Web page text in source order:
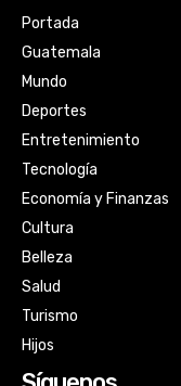
Portada
Guatemala
Mundo
Deportes
Entretenimiento
Tecnología
Economía y Finanzas
Cultura
Belleza
Salud
Turismo
Hijos